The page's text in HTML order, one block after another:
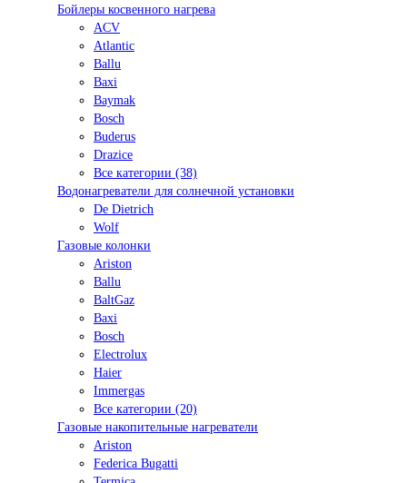
Бойлеры косвенного нагрева
ACV
Atlantic
Ballu
Baxi
Baymak
Bosch
Buderus
Drazice
Все категории (38)
Водонагреватели для солнечной установки
De Dietrich
Wolf
Газовые колонки
Ariston
Ballu
BaltGaz
Baxi
Bosсh
Electrolux
Haier
Immergas
Все категории (20)
Газовые накопительные нагреватели
Ariston
Federica Bugatti